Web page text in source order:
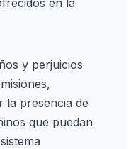
en la
y perjuicios
presencia de
que puedan